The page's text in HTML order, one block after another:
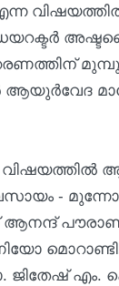
-
ആനന്ദ്
എം.